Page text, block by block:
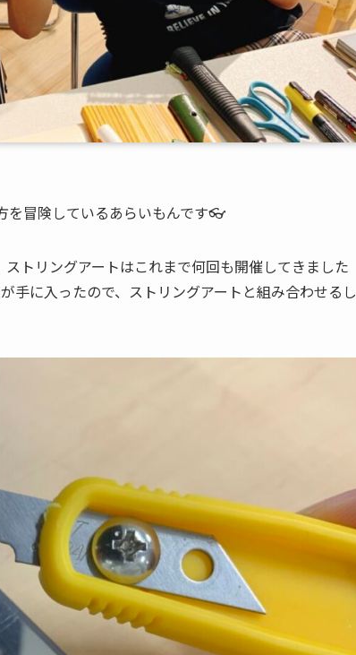
を冒険しているあらいもんです👓
トリングアートはこれまで何回も開催してきました
手に入ったので、ストリングアートと組み合わせるし